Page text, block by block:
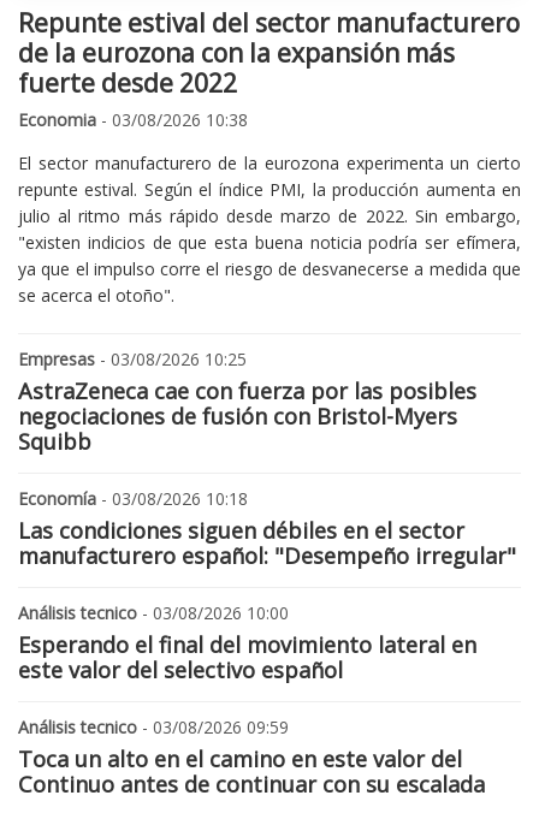
Repunte estival del sector manufacturero
de la eurozona con la expansión más
fuerte desde 2022
Economia - 03/08/2026 10:38
El sector manufacturero de la eurozona experimenta un cierto
repunte estival. Según el índice PMI, la producción aumenta en
julio al ritmo más rápido desde marzo de 2022. Sin embargo,
"existen indicios de que esta buena noticia podría ser efímera,
ya que el impulso corre el riesgo de desvanecerse a medida que
se acerca el otoño".
Empresas - 03/08/2026 10:25
AstraZeneca cae con fuerza por las posibles
negociaciones de fusión con Bristol-Myers
Squibb
Economía - 03/08/2026 10:18
Las condiciones siguen débiles en el sector
manufacturero español: "Desempeño irregular"
Análisis tecnico - 03/08/2026 10:00
Esperando el final del movimiento lateral en
este valor del selectivo español
Análisis tecnico - 03/08/2026 09:59
Toca un alto en el camino en este valor del
Continuo antes de continuar con su escalada